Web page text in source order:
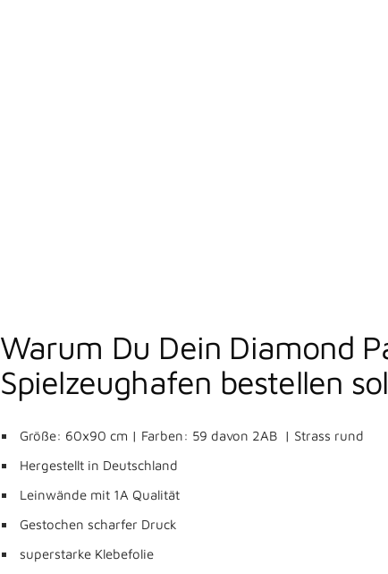
Warum Du Dein Diamond
Spielzeughafen bestellen
Größe: 60x90 cm | Farben: 59 davon 2AB | Strass rund
Hergestellt in Deutschland
Leinwände mit 1A Qualität
Gestochen scharfer Druck
superstarke Klebefolie